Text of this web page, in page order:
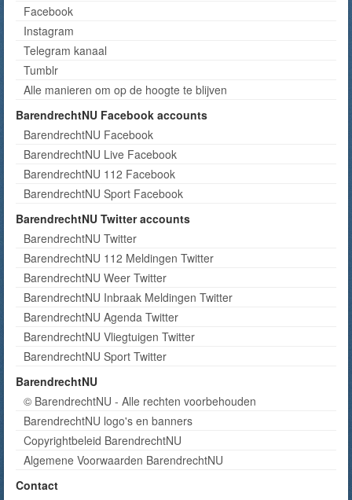
Facebook
Instagram
Telegram kanaal
Tumblr
Alle manieren om op de hoogte te blijven
BarendrechtNU Facebook accounts
BarendrechtNU Facebook
BarendrechtNU Live Facebook
BarendrechtNU 112 Facebook
BarendrechtNU Sport Facebook
BarendrechtNU Twitter accounts
BarendrechtNU Twitter
BarendrechtNU 112 Meldingen Twitter
BarendrechtNU Weer Twitter
BarendrechtNU Inbraak Meldingen Twitter
BarendrechtNU Agenda Twitter
BarendrechtNU Vliegtuigen Twitter
BarendrechtNU Sport Twitter
BarendrechtNU
© BarendrechtNU - Alle rechten voorbehouden
BarendrechtNU logo's en banners
Copyrightbeleid BarendrechtNU
Algemene Voorwaarden BarendrechtNU
Contact